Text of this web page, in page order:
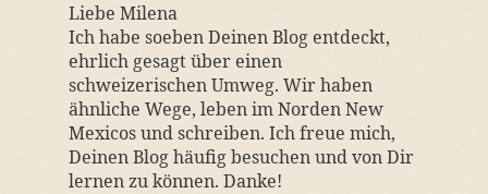
Liebe Milena
Ich habe soeben Deinen Blog entdeckt,
ehrlich gesagt über einen
schweizerischen Umweg. Wir haben
ähnliche Wege, leben im Norden New
Mexicos und schreiben. Ich freue mich,
Deinen Blog häufig besuchen und von Dir
lernen zu können. Danke!